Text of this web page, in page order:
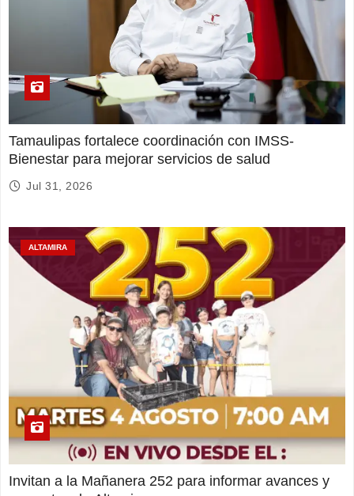
Tamaulipas fortalece coordinación con IMSS-
Bienestar para mejorar servicios de salud
Jul 31, 2026
ALTAMIRA
Invitan a la Mañanera 252 para informar avances y